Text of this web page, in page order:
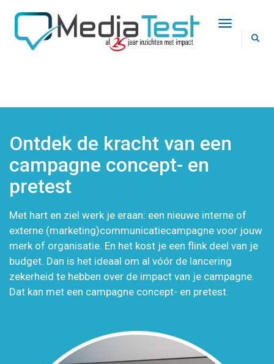
Toggle
Ontdek de kracht van een
campagne concept- en
pretest
Met hart en ziel werk je eraan: een nieuwe interne of
externe (marketing)communicatiecampagne voor jouw
merk of organisatie. En het kost je een flink deel van je
budget. Dan is het ideaal om al vóór de lancering
zekerheid te hebben over de impact van je campagne.
Dat kan met een campagne concept- en pretest.